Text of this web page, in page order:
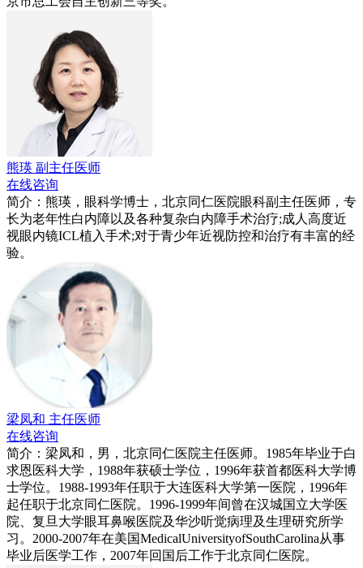
熊瑛 副主任医师
在线咨询
简介：熊瑛，眼科学博士，北京同仁医院眼科副主任医师，专
长为老年性白内障以及各种复杂白内障手术治疗;成人高度近
视眼内镜ICL植入手术;对于青少年近视防控和治疗有丰富的经
验。
梁凤和 主任医师
在线咨询
简介：梁凤和，男，北京同仁医院主任医师。1985年毕业于白
求恩医科大学，1988年获硕士学位，1996年获首都医科大学博
士学位。1988-1993年任职于大连医科大学第一医院，1996年
起任职于北京同仁医院。1996-1999年间曾在汉城国立大学医
院、复旦大学眼耳鼻喉医院及华沙听觉病理及生理研究所学
习。2000-2007年在美国MedicalUniversityofSouthCarolina从事
毕业后医学工作，2007年回国后工作于北京同仁医院。